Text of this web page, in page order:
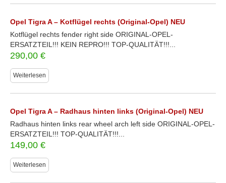
Opel Tigra A – Kotflügel rechts (Original-Opel) NEU
Kotflügel rechts fender right side ORIGINAL-OPEL-
ERSATZTEIL!!! KEIN REPRO!!! TOP-QUALITÄT!!!...
290,00 €
Weiterlesen
Opel Tigra A – Radhaus hinten links (Original-Opel) NEU
Radhaus hinten links rear wheel arch left side ORIGINAL-OPEL-
ERSATZTEIL!!! TOP-QUALITÄT!!!...
149,00 €
Weiterlesen